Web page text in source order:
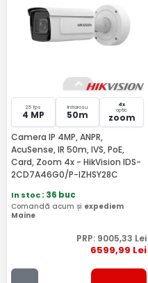
25 fps
4 MP
Infrarosu
50m
4x
optic
zoom
Camera IP 4MP, ANPR,
AcuSense, IR 50m, IVS, PoE,
Card, Zoom 4x - HikVision IDS-
2CD7A46G0/P-IZHSY28C
In stoc: 36 buc
Comandă acum și expediem
Maine
PRP: 9005,33 Lei
6599,99 Lei